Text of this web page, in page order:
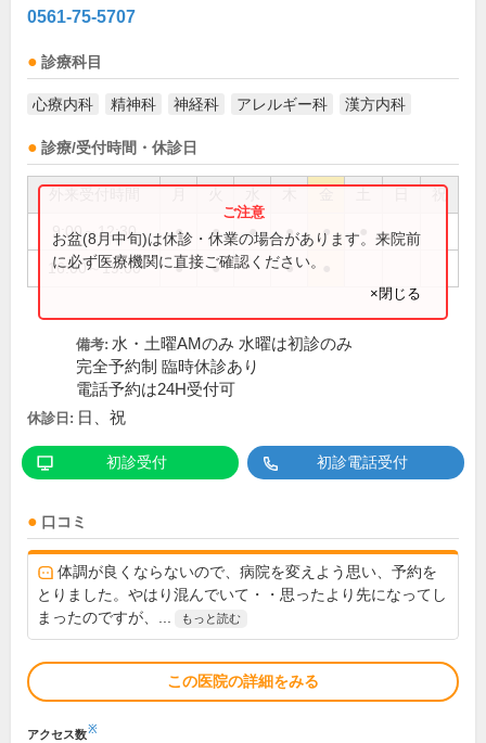
0561-75-5707
診療科目
心療内科 精神科 神経科 アレルギー科 漢方内科
診療/受付時間・休診日
祝
9:00～12:30 ● ● ● ● ●
16:00～19:00 ● ● ●
お盆(8月中旬)は休診・休業の場合があります。来院前
に必ず医療機関に直接ご確認ください。
×閉じる
備考: 水・土曜AMのみ 水曜は初診のみ
完全予約制 臨時休診あり
電話予約は24H受付可
休診日: 日、祝
初診受付 初診電話受付
口コミ
体調が良くならないので、病院を変えよう思い、予約を
とりました。やはり混んでいて・・思ったより先になってし
まったのですが、...
もっと読む
この医院の詳細をみる
アクセス数※